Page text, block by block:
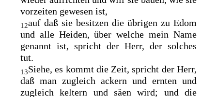
vorzeiten gewesen ist,
12auf daß sie besitzen die übrigen zu Edom
und alle Heiden, über welche mein Name
genannt ist, spricht der Herr, der solches
tut.
13Siehe, es kommt die Zeit, spricht der Herr,
daß manzugleich ackern und ernten und
zugleich keltern und säen wird; und die